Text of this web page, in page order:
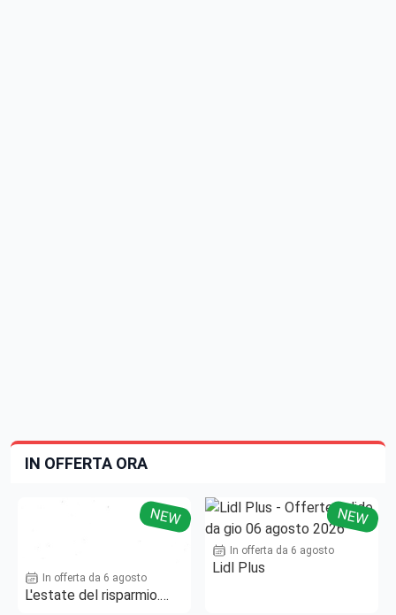
IN OFFERTA ORA
NEW
In offerta da 6 agosto
L'estate del risparmio.
NEW
In offerta da 6 agosto
Lidl Plus